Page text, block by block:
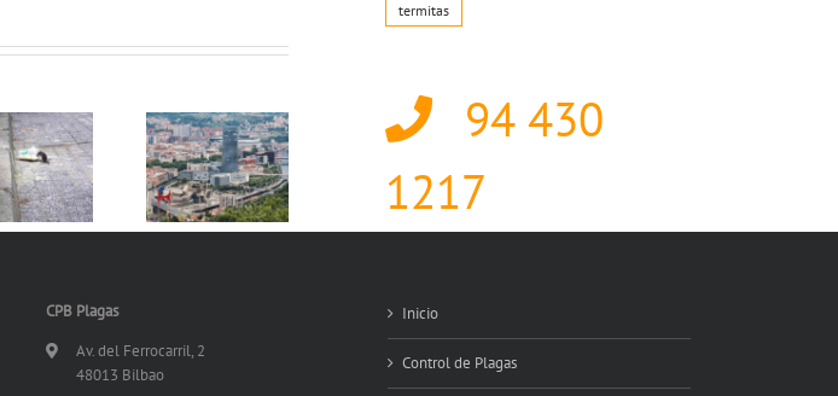
Bilbao pide la
colaboración
ciudadana para
prevenir la
aparición de
termitas
94 430
1217
CPB Plagas
Av. del Ferrocarril, 2
48013 Bilbao
Inicio
Control de Plagas